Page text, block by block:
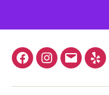
FacebookInstagram
E-
Yelp